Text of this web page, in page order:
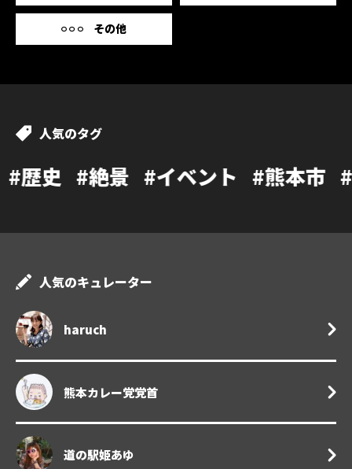
その他
人気のタグ
景 #イベント #熊本市 #カフェ
人気のキュレーター
haruch
熊本カレー党党首
道の駅姫あゆ